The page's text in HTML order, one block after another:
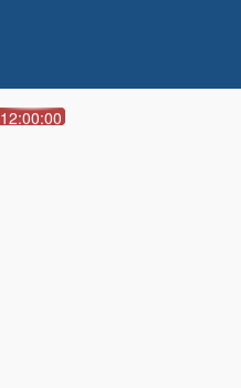
12:00:00